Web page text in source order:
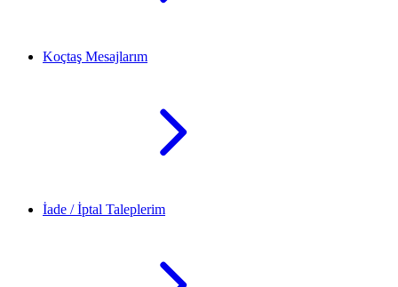
Koçtaş Mesajlarım
İade / İptal Taleplerim